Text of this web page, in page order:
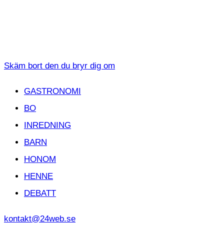
Skäm bort den du bryr dig om
GASTRONOMI
BO
INREDNING
BARN
HONOM
HENNE
DEBATT
kontakt@24web.se